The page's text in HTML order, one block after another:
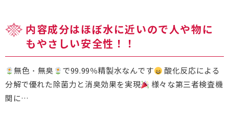
内容成分はほぼ水に近いので人や物に
もやさしい安全性！！
無色・無臭 で99.99％精製水なんです
酸化反応による
分解で優れた除菌力と消臭効果を実現
様々な第三者検査機
関に…